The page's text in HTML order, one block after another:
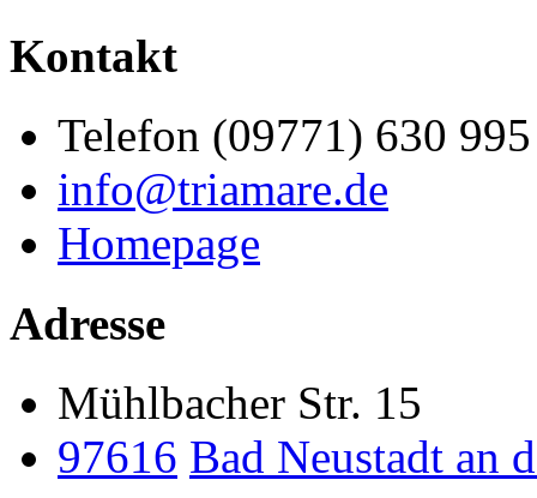
Kontakt
Telefon (09771) 630
info@triamare.de
Homepage
Adresse
Mühlbacher Str. 15
97616 Bad Neustadt an